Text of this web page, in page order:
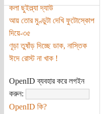
কলা ছুইল্ল্যা দ্যাউ
আয় তোর মুণ্ডুটা দেখি ফুটোস্কোপ
দিয়ে-৩৫
ণূড়া তুষাঁড় দিচ্ছে ডাক, নাস্তিক
ঈদে রোস্ট না খাক !
OpenID ব্যবহার করে লগইন
করুন:
OpenID কি?